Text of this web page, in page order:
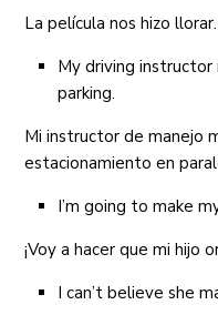
La película nos hizo llorar.
My driving
parking.
Mi instructor de manejo
estacionamiento en
I’m going to make
¡Voy a hacer que mi hijo
I can’t believe she